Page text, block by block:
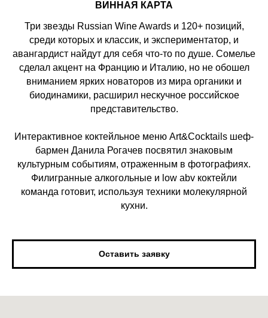
ВИННАЯ КАРТА
Три звезды Russian Wine Awards и 120+ позиций,
среди которых и классик, и экспериментатор, и
авангардист найдут для себя что-то по душе. Сомелье
сделал акцент на Францию и Италию, но не обошел
вниманием ярких новаторов из мира органики и
биодинамики, расширил нескучное российское
представительство.
Интерактивное коктейльное меню Art&Cocktails шеф-
бармен Данила Рогачев посвятил знаковым
культурным событиям, отраженным в фотографиях.
Филигранные алкогольные и low abv коктейли
команда готовит, используя техники молекулярной
кухни.
Оставить заявку